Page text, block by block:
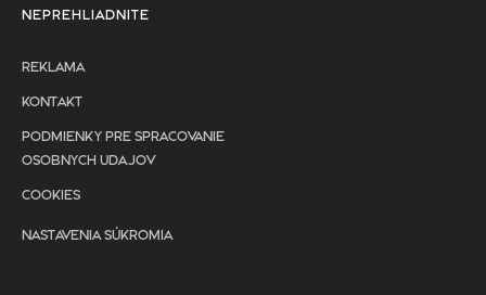
NEPREHLIADNITE
REKLAMA
KONTAKT
PODMIENKY PRE SPRACOVANIE
OSOBNYCH UDAJOV
COOKIES
NASTAVENIA SÚKROMIA